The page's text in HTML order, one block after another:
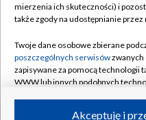
Naziemna Telewizja
Rada Programowa
System NOS
Informacje o nadawcy
mierzenia ich skuteczności) i
także zgody na udostępnianie
Twoje dane osobowe zbierane
poszczególnych serwisówzwanych
zapisywane za pomocą technologii
WWW lub innych podobnych
Akceptuję i